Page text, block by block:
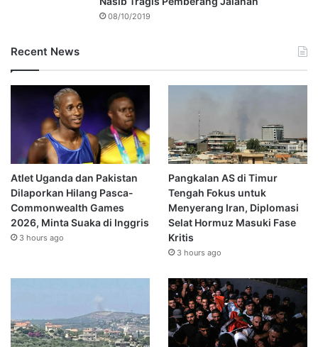
08/10/2019
Recent News
Atlet Uganda dan Pakistan
Dilaporkan Hilang Pasca-
Commonwealth Games
2026, Minta Suaka di Inggris
3 hours ago
Pangkalan AS di Timur
Tengah Fokus untuk
Menyerang Iran, Diplomasi
Selat Hormuz Masuki Fase
Kritis
3 hours ago